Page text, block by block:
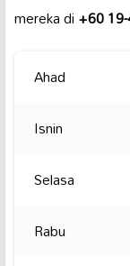
mereka di+60
Ahad
Isnin
Selasa
Rabu